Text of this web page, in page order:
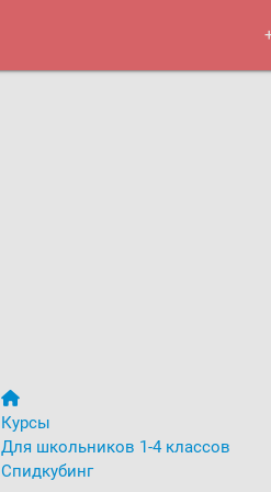
Курсы
Для школьников 1-4 классов
Спидкубинг